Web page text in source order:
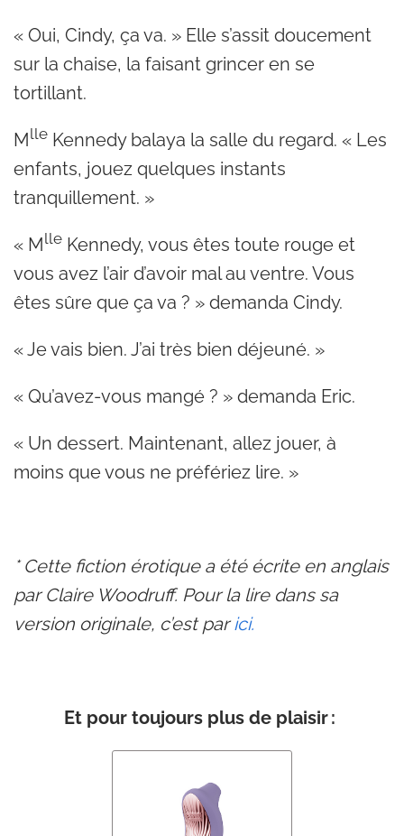
« Oui, Cindy, ça va. » Elle s’assit doucement
sur la chaise, la faisant grincer en se
tortillant.
Mlle Kennedy balaya la salle du regard. « Les
enfants, jouez quelques instants
tranquillement. »
« Mlle Kennedy, vous êtes toute rouge et
vous avez l’air d’avoir mal au ventre. Vous
êtes sûre que ça va ? » demanda Cindy.
« Je vais bien. J’ai très bien déjeuné. »
« Qu’avez-vous mangé ? » demanda Eric.
« Un dessert. Maintenant, allez jouer, à
moins que vous ne préfériez lire. »
* Cette fiction érotique a été écrite en anglais
par Claire Woodruff. Pour la lire dans sa
version originale, c’est parici.
Et pour toujours plus de plaisir :